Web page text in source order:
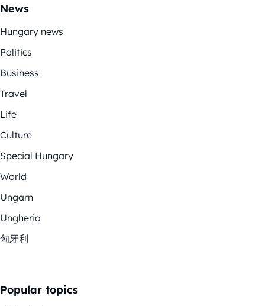
News
Hungary news
Politics
Business
Travel
Life
Culture
Special Hungary
World
Ungarn
Ungheria
匈牙利
Popular topics